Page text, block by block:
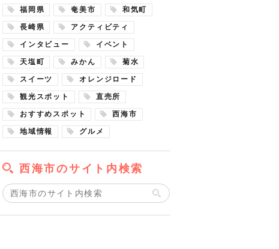
福岡県 奄美市 和気町
長崎県 アクティビティ
インタビュー イベント
天塩町 みかん 菊水
スイーツ オレンジロード
観光スポット 直売所
おすすめスポット 西海市
地域情報 グルメ
西海市のサイト内検索